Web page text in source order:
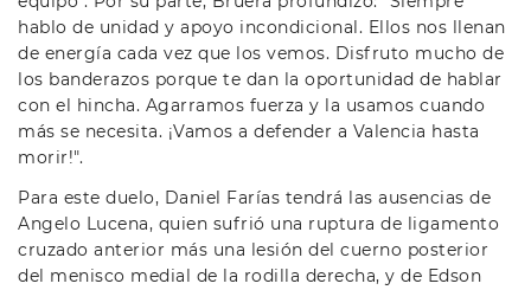
hablo de unidad y apoyo incondicional. Ellos nos llenan
de energía cada vez que los vemos. Disfruto mucho de
los banderazos porque te dan la oportunidad de hablar
con el hincha. Agarramos fuerza y la usamos cuando
más se necesita. ¡Vamos a defender a Valencia hasta
morir!".
Para este duelo, Daniel Farías tendrá las ausencias de
Angelo Lucena, quien sufrió una ruptura de ligamento
cruzado anterior más una lesión del cuerno posterior
del menisco medial de la rodilla derecha, y de Edson